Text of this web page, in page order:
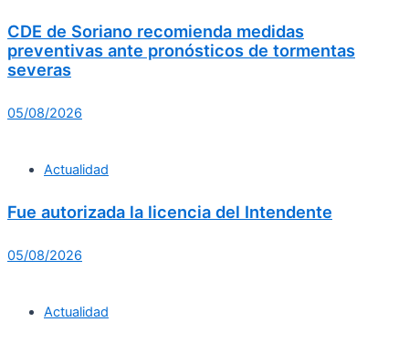
CDE de Soriano recomienda medidas
preventivas ante pronósticos de tormentas
severas
05/08/2026
Actualidad
Fue autorizada la licencia del Intendente
05/08/2026
Actualidad